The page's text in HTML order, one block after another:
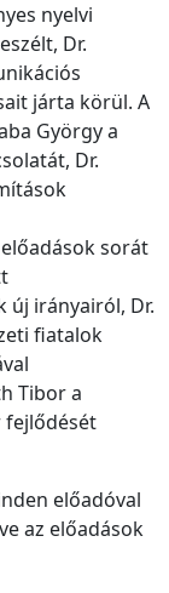
nyelvi
Dr.
járta körül. A
György a
Dr.
sorát
új irányairól, Dr.
fiatalok
Tibor a
fejlődését
előadóval
az előadások